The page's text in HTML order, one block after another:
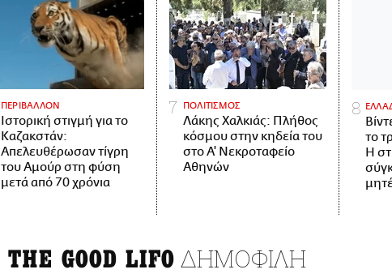
ΠΕΡΙΒΑΛΛΟΝ
Ιστορική στιγμή για το
Καζακστάν:
Απελευθέρωσαν τίγρη
του Αμούρ στη φύση
μετά από 70 χρόνια
ΠΟΛΙΤΙΣΜΟΣ
Λάκης Χαλκιάς: Πλήθος
κόσμου στην κηδεία του
στο Α' Νεκροταφείο
Αθηνών
το
Η
THE GOOD LIFO ΔΗΜΟΦΙΛΗ